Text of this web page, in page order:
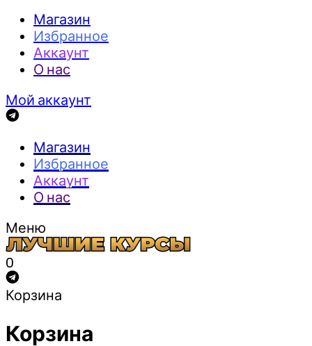
Магазин
Избранное
Аккаунт
О нас
Мой аккаунт
Магазин
Избранное
Аккаунт
О нас
Меню
0
Корзина
Корзина